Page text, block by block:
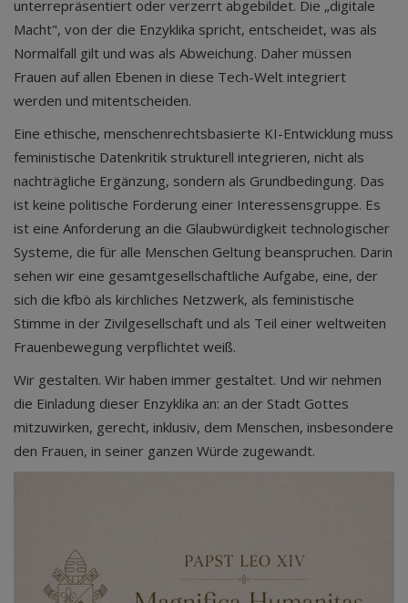
unterrepräsentiert oder verzerrt abgebildet. Die „digitale
Macht", von der die Enzyklika spricht, entscheidet, was als
Normalfall gilt und was als Abweichung. Daher müssen
Frauen auf allen Ebenen in diese Tech-Welt integriert
werden und mitentscheiden.
Eine ethische, menschenrechtsbasierte KI-Entwicklung muss
feministische Datenkritik strukturell integrieren, nicht als
nachträgliche Ergänzung, sondern als Grundbedingung. Das
ist keine politische Forderung einer Interessensgruppe. Es
ist eine Anforderung an die Glaubwürdigkeit technologischer
Systeme, die für alle Menschen Geltung beanspruchen. Darin
sehen wir eine gesamtgesellschaftliche Aufgabe, eine, der
sich die kfbö als kirchliches Netzwerk, als feministische
Stimme in der Zivilgesellschaft und als Teil einer weltweiten
Frauenbewegung verpflichtet weiß.
Wir gestalten. Wir haben immer gestaltet. Und wir nehmen
die Einladung dieser Enzyklika an: an der Stadt Gottes
mitzuwirken, gerecht, inklusiv, dem Menschen, insbesondere
den Frauen, in seiner ganzen Würde zugewandt.